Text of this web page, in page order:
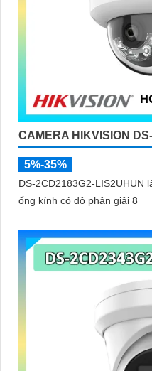
CAMERA HIKVISION
5%-35%
DS-2CD2183G2-LIS2UHUN
ống kính có độ phân giải 8